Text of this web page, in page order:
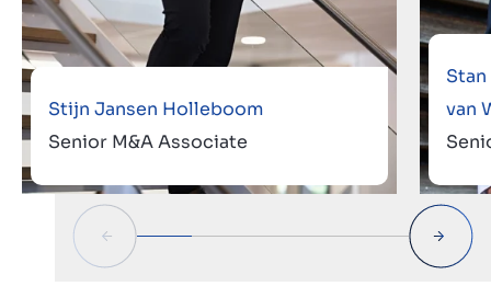
Stijn Jansen Holleboom
Senior M&A Associate
van